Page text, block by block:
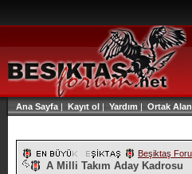
Ana Sayfa | Kayıt ol | Yardım | Ortak Alan
Beşiktaş
A Milli Takım Aday Kadrosu